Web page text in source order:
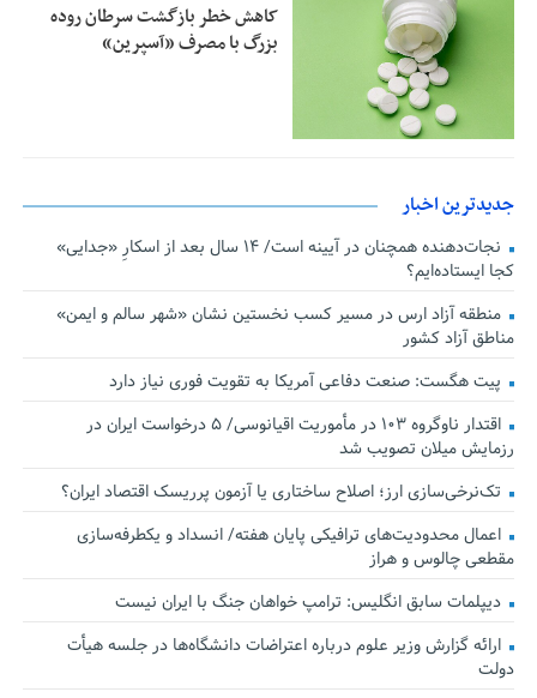
کاهش خطر بازگشت سرطان روده
بزرگ با مصرف «آسپرین»
جدیدترین اخبار
نجات‌دهنده‌ همچنان در آیینه است/ ۱۴ سال بعد از اسکارِ «جدایی»
کجا ایستاده‌ایم؟
منطقه آزاد ارس در مسیر کسب نخستین نشان «شهر سالم و ایمن»
مناطق آزاد کشور
پیت هگست: صنعت دفاعی آمریکا به تقویت فوری نیاز دارد
اقتدار ناوگروه ۱۰۳ در مأموریت‌ اقیانوسی/ ۵ درخواست ایران در
رزمایش میلان تصویب شد
تک‌نرخی‌سازی ارز؛ اصلاح ساختاری یا آزمون پرریسک اقتصاد ایران؟
اعمال محدودیت‌های ترافیکی پایان هفته/ انسداد و یکطرفه‌سازی
مقطعی چالوس و هراز
دیپلمات سابق انگلیس:‌ ترامپ خواهان جنگ با ایران نیست
ارائه گزارش وزیر علوم درباره اعتراضات دانشگاه‌ها در جلسه هیأت
دولت